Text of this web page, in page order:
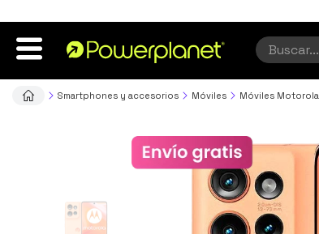
Smartphones y accesorios Móviles Móviles Motorola